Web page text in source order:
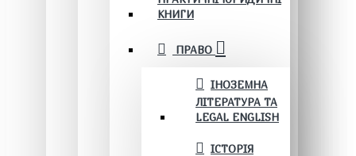
КНИГИ
ПРАВО
ІНОЗЕМНА
ЛІТЕРАТУРА ТА
LEGAL ENGLISH
ІСТОРІЯ